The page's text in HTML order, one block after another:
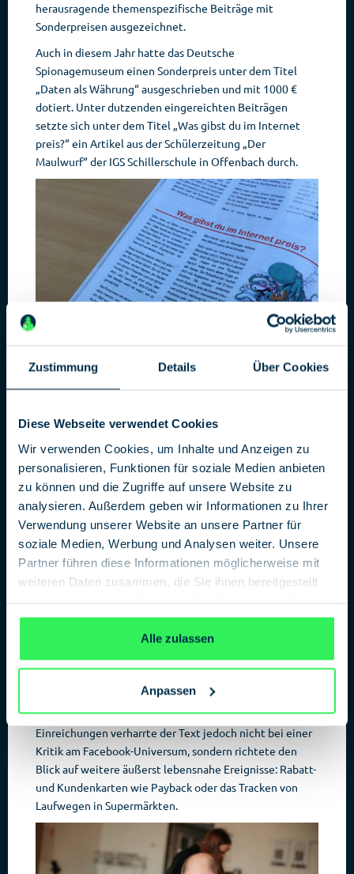
Zustimmung Details Über Cookies
Diese Webseite verwendet Cookies
Wir verwenden Cookies, um Inhalte und Anzeigen zu
personalisieren, Funktionen für soziale Medien anbieten
zu können und die Zugriffe auf unsere Website zu
analysieren. Außerdem geben wir Informationen zu Ihrer
Verwendung unserer Website an unsere Partner für
soziale Medien, Werbung und Analysen weiter. Unsere
Partner führen diese Informationen möglicherweise mit
weiteren Daten zusammen, die Sie ihnen bereitgestellt
gesammelt haben.Datenschutzerklärung
Alle zulassen
Anpassen
herausragende themenspezifische Beiträge mit
Sonderpreisen ausgezeichnet.
Auch in diesem Jahr hatte das Deutsche
Spionagemuseum einen Sonderpreis unter dem Titel
„Daten als Währung“ ausgeschrieben und mit 1000 €
dotiert. Unter dutzenden eingereichten Beiträgen
setzte sich unter dem Titel „Was gibst du im Internet
preis?“ ein Artikel aus der Schülerzeitung „Der
Maulwurf“ der IGS Schillerschule in Offenbach durch.
Beitrag “Was gibst du im Internet preis?”
Der Autor, Kimmo Meißner, stellte seiner kritischen
Analyse eine wesentliche Erkenntnis als ersten Satz
voran: „Alles kann zu Daten werden, alle Daten können
zu Geld gemacht werden.“ Wie diese Daten erhoben
werden und auf welche Art und Weise sie an
Unternehmen fließen, machte Meißner im weiteren
Weitblick aus: Zu Recht weist der Artikel darauf hin, dass
Daten in den zu Facebook gehörenden Diensten nicht
beispielsweise die Nutzungsrechte an geposteten
Bildern sichert. Im Gegensatz zu vielen anderen
Einreichungen verharrte der Text jedoch nicht bei einer
Kritik am Facebook-Universum, sondern richtete den
Blick auf weitere äußerst lebensnahe Ereignisse: Rabatt-
und Kundenkarten wie Payback oder das Tracken von
Laufwegen in Supermärkten.